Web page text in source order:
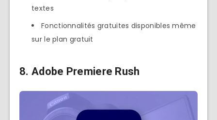
textes
Fonctionnalités gratuites disponibles même
sur le plan gratuit
8. Adobe Premiere Rush